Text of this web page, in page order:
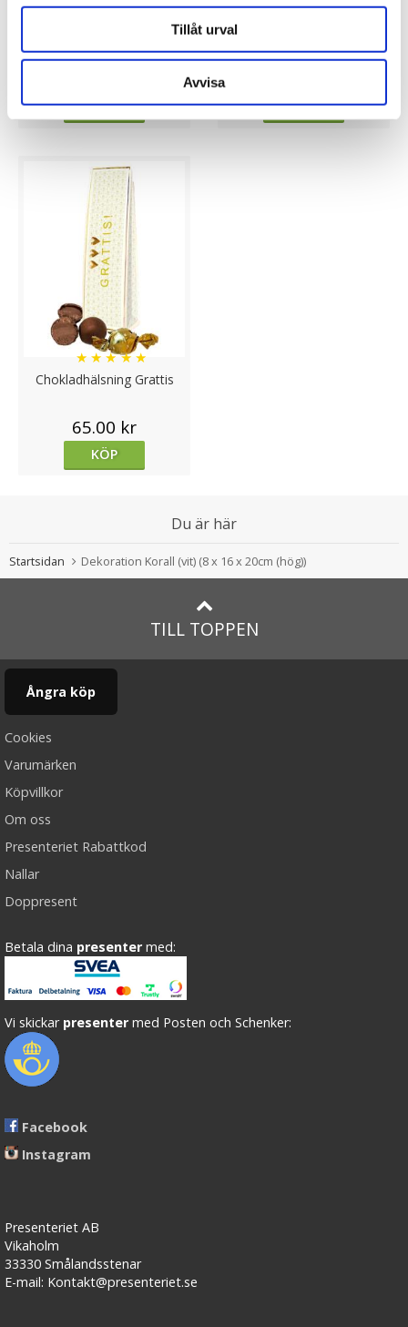
Tillåt urval
Avvisa
(Anteckningsbok, pennor &
doftljus)
★★★★★
KÖP
Skål Korall (vit), 24cm i diam.
★★★★★
KÖP
Chokladhälsning Grattis
★ ★★★★
65.00 kr
KÖP
Du är här
Startsidan Dekoration Korall (vit) (8 x 16 x 20cm (hög))
TILL TOPPEN
Ångra köp
Cookies
Varumärken
Köpvillkor
Om oss
Presenteriet Rabattkod
Nallar
Doppresent
Betala dina presenter med:
Vi skickar presenter med Posten och Schenker:
Facebook
Instagram
Presenteriet AB
Vikaholm
33330 Smålandsstenar
E-mail: Kontakt@presenteriet.se